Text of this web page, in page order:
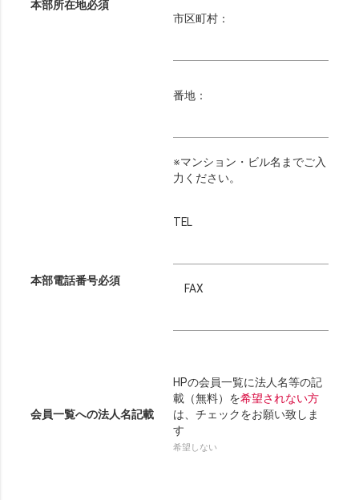
本部所在地必須
市区町村：
番地：
※マンション・ビル名までご入
力ください。
本部電話番号必須
TEL
FAX
会員一覧への法人名記載
HPの会員一覧に法人名等の記
載（無料）を希望されない方
は、チェックをお願い致しま
す
希望しない